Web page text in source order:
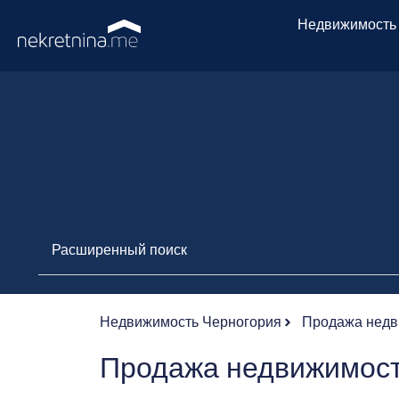
Расширенный поиск
Недвижимость Черногория Продажа
Продажа